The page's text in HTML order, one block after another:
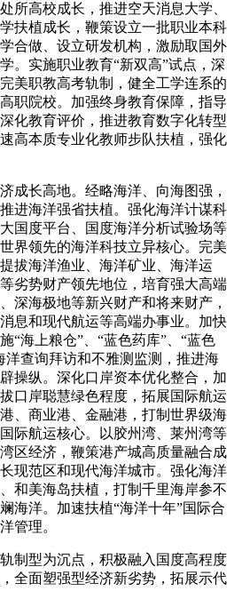
所高校成长，推进空天消息大学、
扶植成长，鞭策设立一批职业本科
合做、设立研发机构，激励取国外
。实施职业教育“新双高”试点，深
美职教高考轨制，健全工学连系的
职院校。加强终身教育保障，指导
化教育评价，推进教育数字化转型
高本质专业化教师步队扶植，强化
长高地。经略海洋、向海图强，
进海洋强省扶植。强化海洋计谋科
国度平台、国度海洋分析试验场等
界领先的海洋科技立异核心。完美
拔海洋渔业、海洋矿业、海洋运
劣势财产领先地位，培育强大高端
深海极地等新兴财产和将来财产，
息和现代航运等高端办事业。加快
“海上粮仓”、“蓝色药库”、“蓝色
洋查询拜访和不雅测监测，推进海
操纵。深化口岸资本优化整合，加
口岸聪慧绿色程度，拓展国际航运
、商业港、金融港，打制世界级海
际航运核心。以胶州湾、莱州湾等
区经济，鞭策港产城高质量融合成
现范区和现代海洋城市。强化海洋
和美海岛扶植，打制千里海岸参不
海洋。加速扶植“海洋十年”国际合
管理。
型为沉点，积极融入国度高程度
全面塑强型经济新劣势，拓展示代